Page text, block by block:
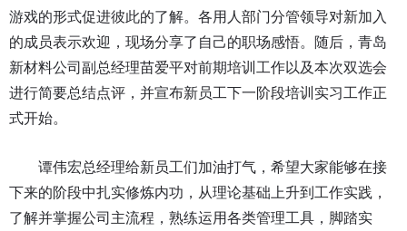
游戏的形式促进彼此的了解。各用人部门分管领导对新加入
的成员表示欢迎，现场分享了自己的职场感悟。随后，青岛
新材料公司副总经理苗爱平对前期培训工作以及本次双选会
进行简要总结点评，并宣布新员工下一阶段培训实习工作正
式开始。
谭伟宏总经理给新员工们加油打气，希望大家能够在接
下来的阶段中扎实修炼内功，从理论基础上升到工作实践，
了解并掌握公司主流程，熟练运用各类管理工具，脚踏实